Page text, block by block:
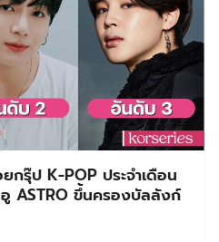
รุ๊ป K-POP ประจำเดือน
ASTRO ขึ้นครองบัลลังก์